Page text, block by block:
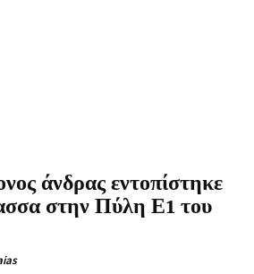
άνδρας εντοπίστηκε
στην Πύλη Ε1 του